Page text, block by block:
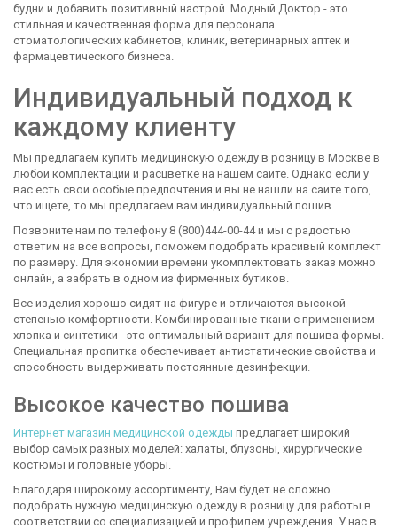
будни и добавить позитивный настрой. Модный Доктор - это
стильная и качественная форма для персонала
стоматологических кабинетов, клиник, ветеринарных аптек и
фармацевтического бизнеса.
Индивидуальный подход к
каждому клиенту
Мы предлагаем купить медицинскую одежду в розницу в Москве в
любой комплектации и расцветке на нашем сайте. Однако если у
вас есть свои особые предпочтения и вы не нашли на сайте того,
что ищете, то мы предлагаем вам индивидуальный пошив.
Позвоните нам по телефону 8 (800)444-00-44 и мы с радостью
ответим на все вопросы, поможем подобрать красивый комплект
по размеру. Для экономии времени укомплектовать заказ можно
онлайн, а забрать в одном из фирменных бутиков.
Все изделия хорошо сидят на фигуре и отличаются высокой
степенью комфортности. Комбинированные ткани с применением
хлопка и синтетики - это оптимальный вариант для пошива формы.
Специальная пропитка обеспечивает антистатические свойства и
способность выдерживать постоянные дезинфекции.
Высокое качество пошива
Интернет магазин медицинской одежды предлагает широкий
выбор самых разных моделей: халаты, блузоны, хирургические
костюмы и головные уборы.
Благодаря широкому ассортименту, Вам будет не сложно
подобрать нужную медицинскую одежду в розницу для работы в
соответствии со специализацией и профилем учреждения. У нас в